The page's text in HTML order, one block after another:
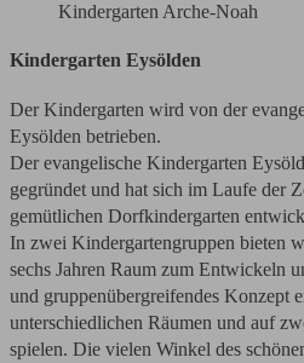
Kindergarten Arche-Noah
Kindergarten Eysölden
Der Kindergarten wird von der
Eysölden betrieben.
Der evangelische Kindergarten
gegründet und hat sich im Laufe der
gemütlichen Dorfkindergarten
In zwei Kindergartengruppen bieten
sechs Jahren Raum zum Entwickeln
und gruppenübergreifendes Konzept
unterschiedlichen Räumen und auf
spielen. Die vielen Winkel des